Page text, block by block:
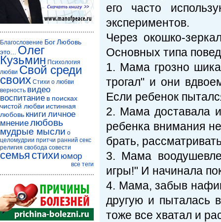
его часто
экспериментов.
Через окошко-
Основных типа
1. Мама грозно
трогал" и они
Если ребенок
2. Мама доставала
ребенка внимания
брать,
3. Мама
игры!" И начинала
4. Мама, забыв нафиг
другую и пыталась
тоже все хватал и
Благословение БогЛюбовь
это...
Олег
Кузьмин Психология
любви Свой среди
своих Стихи о любви
верность видео
воспитание в поисках
чистой любви истинная
любовь книги личное
мнениелюбовь
мудрые мысли о
целомудрии притчи ранний секс
религия свобода совести
семья стихи юмор
все теги